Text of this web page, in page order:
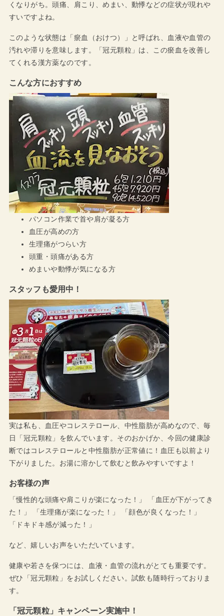
くなりがち。頭痛、肩こり、めまい、動悸などの症状が現れや
すいですよね。
このような状態は「瘀血（おけつ）」と呼ばれ、血液や血管の
汚れや滞りを意味します。「冠元顆粒」は、この瘀血を改善し
てくれる漢方薬なのです。
こんな方におすすめ
パソコン作業で首や肩が凝る方
血圧が高めの方
生理痛がつらい方
頭重・頭痛がある方
めまいや動悸が気になる方
スタッフも愛用中！
実は私も、血圧やコレステロール、中性脂肪が高めなので、毎
日「冠元顆粒」を飲んでいます。そのおかげか、今回の健康診
断ではコレステロールと中性脂肪が正常値に！血圧も以前より
下がりました。お湯に溶かして飲むと飲みやすいですよ！
お客様の声
「慢性的な頭痛や肩こりが楽になった！」 「血圧が下がってき
た！」 「生理痛が楽になった！」 「顔色が良くなった！」
「ドキドキ感が減った！」
など、嬉しいお声をいただいています。
健康や若さを保つには、血液・血管の流れがとても重要です。
ぜひ「冠元顆粒」をお試しください。試飲も随時行っておりま
す。
「冠元顆粒」キャンペーン実施中！